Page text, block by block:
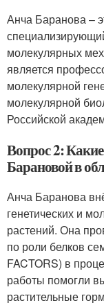
Анча Баранова –
молекулярных
является
молекулярной
молекулярной
Российской
Вопрос 2:
Барановой в
Анча Баранова
генетических и
растений. Она
по роли белков
FACTORS) в
работы помогли
растительные